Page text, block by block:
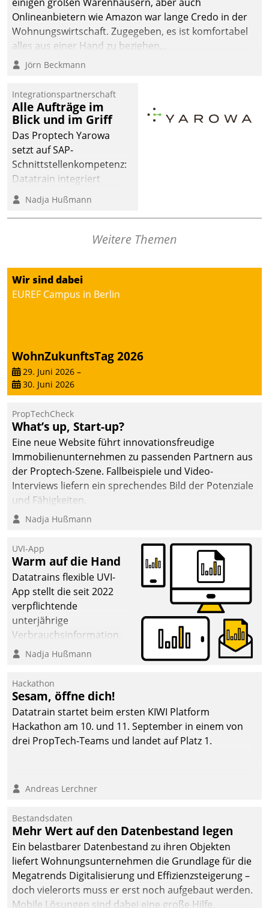
abgeben – rund um die
Uhr.
Onlineanbietern wie Amazon war lange Credo in der
Wohnungswirtschaft. Zugegeben, es ist komfortabel
alles aus einer Hand zu beziehen...
Jörn Beckmann
Integrationspartnerschaft
Alle Aufträge im
Blick und im Griff
Das Proptech Yarowa
setzt auf SAP-
Schnittstellenkompetenz:
Datatrain integriert
Yarowas Portal zur
Vergabe und Verwaltung
von Aufträgen der
SAP-Systemlandschaft
deutscher
Wohnungsunternehmen
Dienstleisterauftrag.
Nadja Hußmann
Weitere Themen
Wir sind dabei
EUREF Campus in Berlin
WohnZukunftsTag 2026
29. Juni 2026 –
30. Juni 2026
PropTechCheck
What’s up, Start-up?
Eine neue Website führt innovationsfreudige
Immobilienunternehmen zu passenden Partnern aus
der Proptech-Szene. Fallbeispiele und Video-
Interviews liefern ein sprechendes Bild der Potenziale
und Fähigkeiten.
Nadja Hußmann
UVI-App
Warm auf die Hand
Datatrains flexible UVI-
App stellt die seit 2022
verpflichtende
unterjährige
Verbrauchsinformation
schnell, zuverlässig und
Die monatlichen
Mitteilungen zum
Heizungs- und
Wasserverbrauch gehen
automatisiert, vollständig
und auf Wunsch über
Kommunikationswege bei
Nadja Hußmann
Hackathon
Sesam, öffne dich!
Datatrain startet beim ersten KIWI Platform
Hackathon am 10. und 11. September in einem von
drei PropTech-Teams und landet auf Platz 1.
Andreas Lerchner
Bestandsdaten
Mehr Wert auf den Datenbestand legen
Ein belastbarer Datenbestand zu ihren Objekten
liefert Wohnungsunternehmen die Grundlage für die
Megatrends Digitalisierung und Effizienzsteigerung –
doch vielerorts muss er erst noch aufgebaut werden.
Mobile Lösungen sind dabei eine große Hilfe.